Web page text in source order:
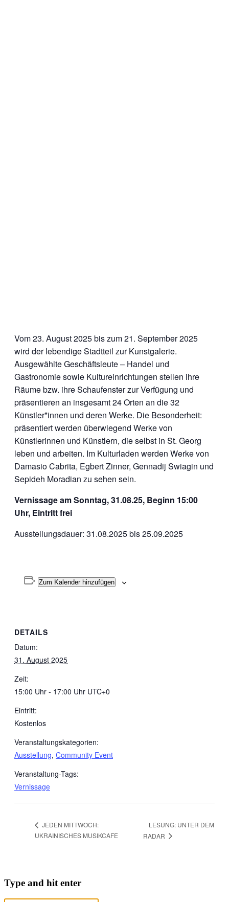
Vom 23. August 2025 bis zum 21. September 2025
wird der lebendige Stadtteil zur Kunstgalerie.
Ausgewählte Geschäftsleute – Handel und
Gastronomie sowie Kultureinrichtungen stellen ihre
Räume bzw. ihre Schaufenster zur Verfügung und
präsentieren an insgesamt 24 Orten an die 32
Künstler*innen und deren Werke. Die Besonderheit:
präsentiert werden überwiegend Werke von
Künstlerinnen und Künstlern, die selbst in St. Georg
leben und arbeiten. Im Kulturladen werden Werke von
Damasio Cabrita, Egbert Zinner, Gennadij Swiagin und
Sepideh Moradian zu sehen sein.
Vernissage am Sonntag, 31.08.25, Beginn 15:00
Uhr, Eintritt frei
Ausstellungsdauer: 31.08.2025 bis 25.09.2025
Zum Kalender hinzufügen
DETAILS
Datum:
31. August 2025
Zeit:
15:00 Uhr - 17:00 Uhr UTC+0
Eintritt:
Kostenlos
Veranstaltungskategorien:
Ausstellung, Community Event
Veranstaltung-Tags:
Vernissage
JEDEN MITTWOCH:
UKRAINISCHES MUSIKCAFE
LESUNG: UNTER DEM
RADAR
Type and hit enter